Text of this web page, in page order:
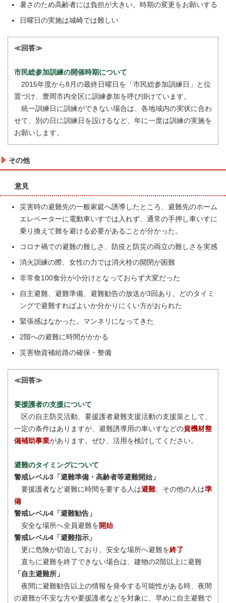
暑さのため高齢者には負担が大きい。時期の変更をお願いする
日曜日の実施は城崎では難しい
≪回答≫
市民総参加訓練の開催時期について
2015年度から8月の最終日曜日を「市民総参加訓練日」と位
置づけ、豊岡市内全区に訓練参加を呼び掛けています。
統一訓練日に訓練ができない場合は、各地域内の実状に合わ
せて、別の日に訓練日を設けるなど、年に一度は訓練の実施を
お願いします。
その他
意見
災害時の避難先の一般家庭へ誘導したところ、避難先のホーム
エレベーターに電動車いすでは入れず、通常の手押し車いすに
乗り換えて難を避ける必要があることが分かった。
コロナ禍での避難の難しさ、防疫と防災の両立の難しさを実感
消火訓練の際、女性の力では消火栓の開閉が困難
非常食100食分が小分けとなっておらず大変だった
自主避難、避難準備、避難勧告の放送が3回あり、どのタイミ
ングで避難すればよいか分かりにくい方がおられた
緊張感はなかった。マンネリになってきた
2階への避難に時間がかかる
災害物資補給路の確保・整備
≪回答≫
要援護者の支援について
区の自主防災活動、要援護者避難支援活動の支援策として、
一定の条件はありますが、避難誘導用の車いすなどの資機材整
備補助事業があります。ぜひ、活用を検討してください。
避難のタイミングについて
警戒レベル3「避難準備・高齢者等避難開始」
要援護者など避難に時間を要する人は避難、その他の人は準
備
警戒レベル4「避難勧告」
安全な場所へ全員避難を 開始
警戒レベル4「避難指示」
更に危険が切迫しており、安全な場所へ避難を終了
直ちに避難を終了できない場合は、建物の2階以上に避難
「自主避難所」
夜間に避難勧告以上の情報を発令する可能性がある時、夜間
の避難が不安な方や要援護者などを対象に、早めに自主避難で